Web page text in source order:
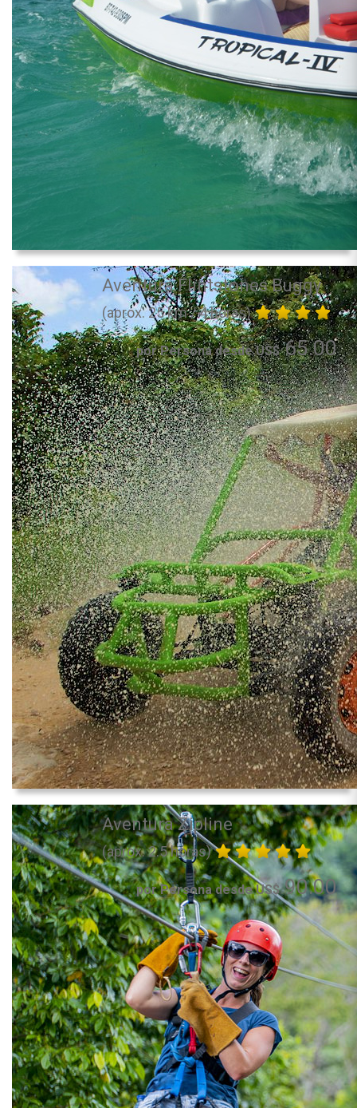
Aventura Flintstones Buggy
(aprox. 25 km / 4 horas)
por Persona desde US$65.00
Aventura Zipline
(aprox. 2.5 horas)
por Persona desde US$90.00